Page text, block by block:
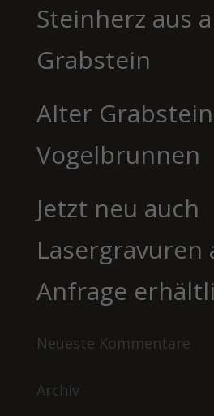
Steinherz aus
Grabstein
Alter
Vogelbrunnen
Jetzt neu auch
Lasergravuren
Anfrage
Neueste Kommentare
Archiv